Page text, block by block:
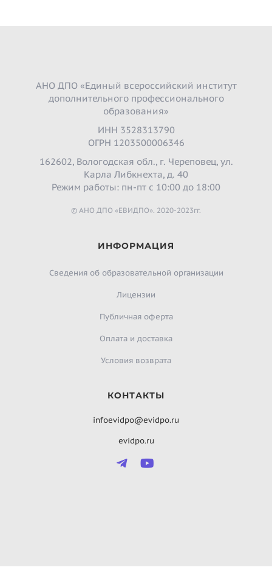
АНО ДПО «Единый всероссийский институт
дополнительного профессионального
образования»
ИНН 3528313790
ОГРН 1203500006346
162602, Вологодская обл., г. Череповец, ул.
Карла Либкнехта, д. 40
Режим работы: пн-пт с 10:00 до 18:00
© АНО ДПО «ЕВИДПО». 2020-2023гг.
ИНФОРМАЦИЯ
Сведения об образовательной организации
Лицензии
Публичная оферта
Оплата и доставка
Условия возврата
КОНТАКТЫ
infoevidpo@evidpo.ru
evidpo.ru